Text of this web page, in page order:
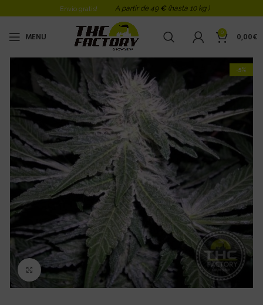
Envio gratis! A partir de 49 € (hasta 10 kg )
MENU 0 0,00€
-5%
Click to enlarge